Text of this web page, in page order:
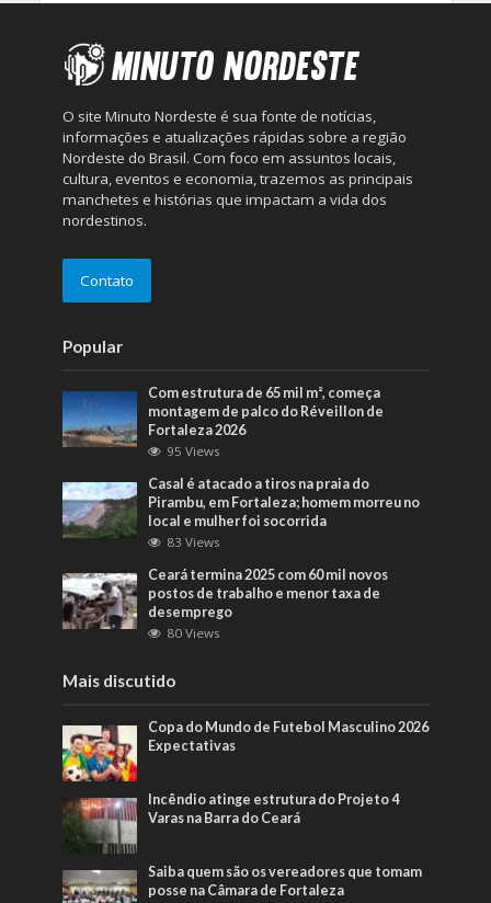
O site Minuto Nordeste é sua fonte de notícias,
informações e atualizações rápidas sobre a região
Nordeste do Brasil. Com foco em assuntos locais,
cultura, eventos e economia, trazemos as principais
manchetes e histórias que impactam a vida dos
nordestinos.
Contato
Popular
Com estrutura de 65 mil m², começa
montagem de palco do Réveillon de
Fortaleza 2026
95 Views
Casal é atacado a tiros na praia do
Pirambu, em Fortaleza; homem morreu no
local e mulher foi socorrida
83 Views
Ceará termina 2025 com 60 mil novos
postos de trabalho e menor taxa de
desemprego
80 Views
Mais discutido
Copa do Mundo de Futebol Masculino 2026
Expectativas
Incêndio atinge estrutura do Projeto 4
Varas na Barra do Ceará
Saiba quem são os vereadores que tomam
posse na Câmara de Fortaleza